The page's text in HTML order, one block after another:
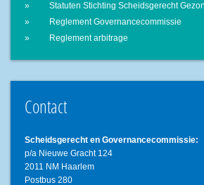
Statuten Stichting Scheidsgerecht
Reglement Governancecommissie
Reglement arbitrage
Contact
Scheidsgerecht en Governancecommissie:
p/a Nieuwe Gracht 124
2011 NM Haarlem
Postbus 280